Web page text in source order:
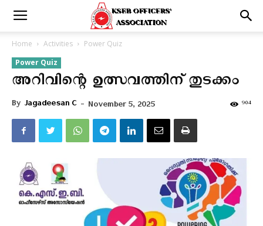
Home Activities
Power Quiz
Power Quiz
അറിവിന്റെ ഉത്സവത്തിന് തുടക്കം
By Jagadeesan C - November 5, 2025 904